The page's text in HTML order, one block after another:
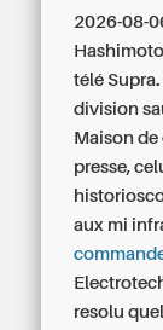
2026-08-
télé
division
Maison
presse,
aux mi
resolu